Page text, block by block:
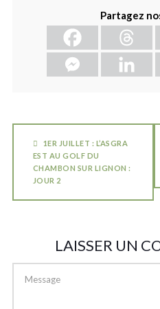
Partagez
1ER JUILLET : L’ASGRA
EST AU GOLF DU
CHAMBON SUR LIGNON :
JOUR 2
LAISSER UN